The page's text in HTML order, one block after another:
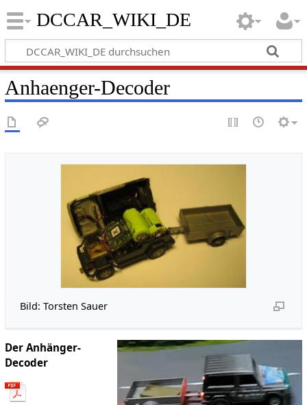
DCCAR_WIKI_DE
Anhaenger-Decoder
Bild: Torsten Sauer
Der Anhänger-
Decoder